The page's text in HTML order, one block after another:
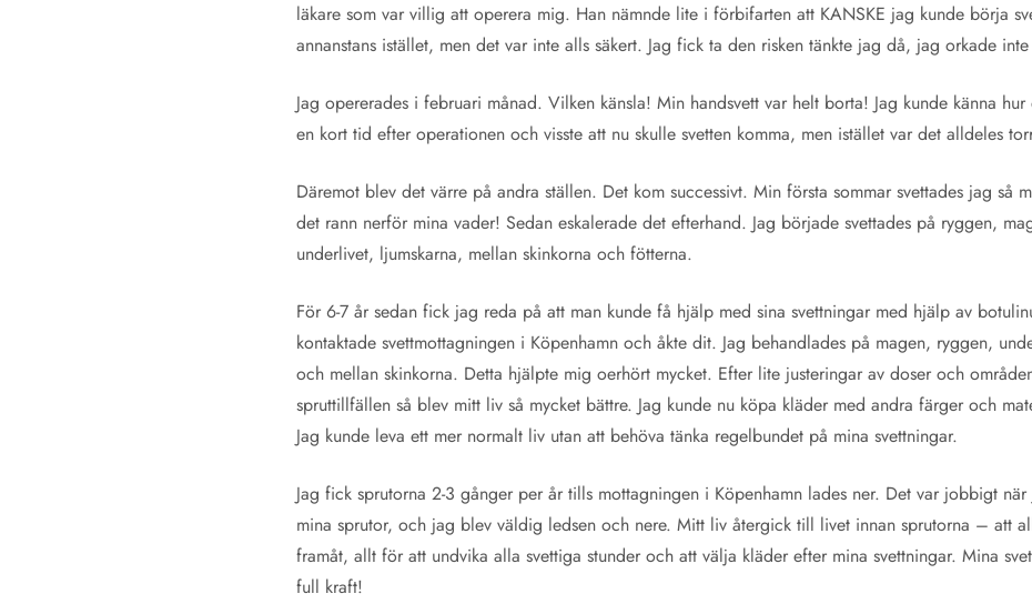
läkare som var villig att operera mig. Han nämnde lite i förbifarten att KANSKE jag kunde börja
annanstans istället, men det var inte alls säkert. Jag fick ta den risken tänkte jag då, jag orkade
Jag opererades i februari månad. Vilken känsla! Min handsvett var helt borta! Jag kunde känna
en kort tid efter operationen och visste att nu skulle svetten komma, men istället var det alldeles
Däremot blev det värre på andra ställen. Det kom successivt. Min första sommar svettades jag så
det rann nerför mina vader! Sedan eskalerade det efterhand. Jag började svettades på ryggen,
underlivet, ljumskarna, mellan skinkorna och fötterna.
För 6-7 år sedan fick jag reda på att man kunde få hjälp med sina svettningar med hjälp av
kontaktade svettmottagningen i Köpenhamn och åkte dit. Jag behandlades på magen, ryggen,
och mellan skinkorna. Detta hjälpte mig oerhört mycket. Efter lite justeringar av doser och
spruttillfällen så blev mitt liv så mycket bättre. Jag kunde nu köpa kläder med andra färger och
Jag kunde leva ett mer normalt liv utan att behöva tänka regelbundet på mina svettningar.
Jag fick sprutorna 2-3 gånger per år tills mottagningen i Köpenhamn lades ner. Det var jobbigt
mina sprutor, och jag blev väldig ledsen och nere. Mitt liv återgick till livet innan sprutorna – att
framåt, allt för att undvika alla svettiga stunder och att välja kläder efter mina svettningar. Mina
full kraft!